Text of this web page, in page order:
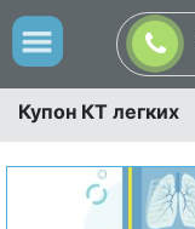
Купон КТ легких